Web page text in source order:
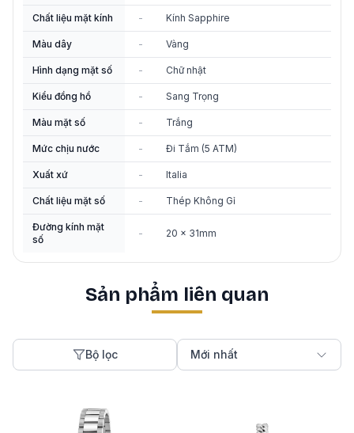
Chất liệu mặt kính - Kính Sapphire
Màu dây - Vàng
Hình dạng mặt số - Chữ nhật
Kiểu đồng hồ - Sang Trọng
Màu mặt số - Trắng
Mức chịu nước - Đi Tắm (5 ATM)
Xuất xứ - Italia
Chất liệu mặt số - Thép Không Gỉ
Đường kính mặt
số
- 20 × 31mm
Sản phẩm liên quan
Bộ lọc Mới nhất